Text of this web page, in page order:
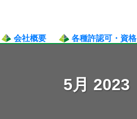
会社概要
各種許認可・資格
5月 2023